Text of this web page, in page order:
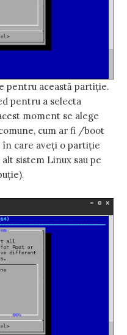
pentru această partiţie.
pentru a selecta
moment se alege
cum ar fi /boot
în care aveţi o partiţie
sistem Linux sau pe